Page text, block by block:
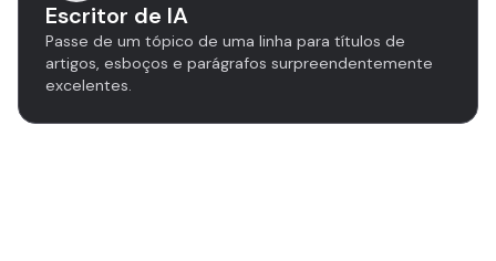
Escritor de IA
Passe de um tópico de uma linha para títulos de
artigos, esboços e parágrafos surpreendentemente
excelentes.